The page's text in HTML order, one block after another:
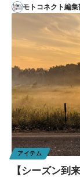
モトコネクト編集
アイテム
【シーズン到